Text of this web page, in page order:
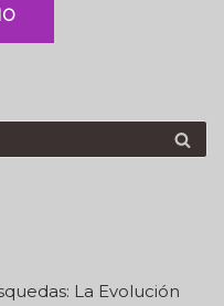
La Evolución